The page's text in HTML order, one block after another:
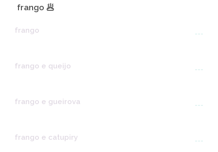
frango 🥟
frango ---
frango e queijo ---
frango e gueirova ---
frango e catupiry ---